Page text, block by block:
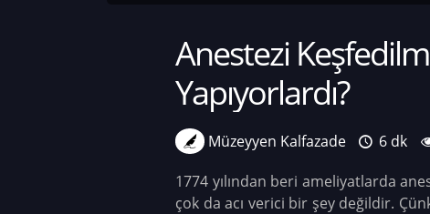
Anestezi
Yapıyorlardı?
Müzeyyen Kalfazade 6 dk
1774 yılından beri ameliyatlarda
çok da acı verici bir şey değildir.